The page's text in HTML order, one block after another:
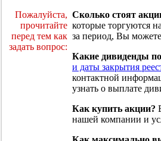
Пожалуйста,
прочитайте
перед тем как
задать вопрос:
Сколько стоят
которые торгуются
за период, Вы
Какие дивиденды
и даты закрытия
контактной
узнать о выплате
Как купить акции?
нашей компании и